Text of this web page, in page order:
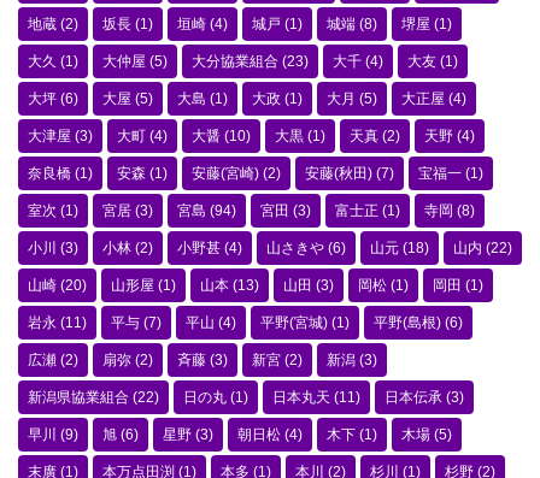
地蔵 (2) 坂長 (1) 垣崎 (4) 城戸 (1) 城端 (8) 堺屋 (1)
大久 (1) 大仲屋 (5) 大分協業組合 (23) 大千 (4) 大友 (1)
大坪 (6) 大屋 (5) 大島 (1) 大政 (1) 大月 (5) 大正屋 (4)
大津屋 (3) 大町 (4) 大醤 (10) 大黒 (1) 天真 (2) 天野 (4)
奈良橋 (1) 安森 (1) 安藤(宮崎) (2) 安藤(秋田) (7) 宝福一 (1)
室次 (1) 宮居 (3) 宮島 (94) 宮田 (3) 富士正 (1) 寺岡 (8)
小川 (3) 小林 (2) 小野甚 (4) 山さきや (6) 山元 (18) 山内 (22)
山崎 (20) 山形屋 (1) 山本 (13) 山田 (3) 岡松 (1) 岡田 (1)
岩永 (11) 平与 (7) 平山 (4) 平野(宮城) (1) 平野(島根) (6)
広瀬 (2) 扇弥 (2) 斉藤 (3) 新宮 (2) 新潟 (3)
新潟県協業組合 (22) 日の丸 (1) 日本丸天 (11) 日本伝承 (3)
早川 (9) 旭 (6) 星野 (3) 朝日松 (4) 木下 (1) 木場 (5)
末廣 (1) 本万点田渕 (1) 本多 (1) 本川 (2) 杉川 (1) 杉野 (2)